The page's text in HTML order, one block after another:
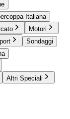
Italiana
Motori
Sondaggi
Altri Speciali